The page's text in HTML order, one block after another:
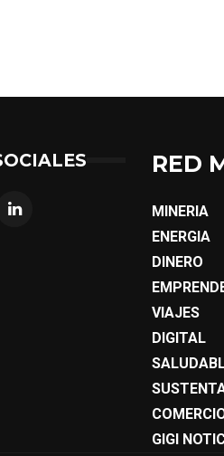
RED
MINERIA
ENERGIA
DINERO
VIAJES
DIGITAL
GIGI